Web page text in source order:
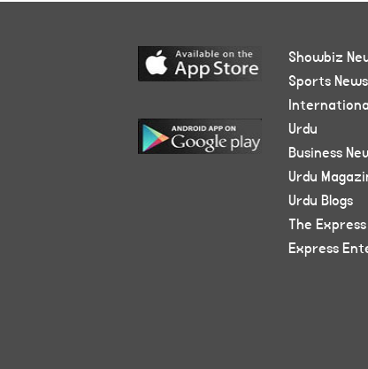
Showbiz
Sports
Urdu
Business
Urdu
Urdu Blogs
The
Express